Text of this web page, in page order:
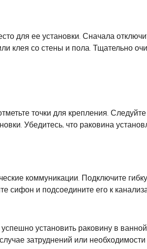
для ее установки. Сначала
клея со стены и пола. Тщательно
точки для крепления.
Убедитесь, что раковина
коммуникации. Подключите
сифон и подсоедините его к
установить раковину в
затруднений или